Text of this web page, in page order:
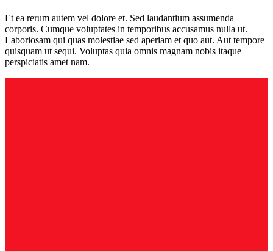
Et ea rerum autem vel dolore et. Sed laudantium assumenda
corporis. Cumque voluptates in temporibus accusamus nulla ut.
Laboriosam qui quas molestiae sed aperiam et quo aut. Aut tempore
quisquam ut sequi. Voluptas quia omnis magnam nobis itaque
perspiciatis amet nam.